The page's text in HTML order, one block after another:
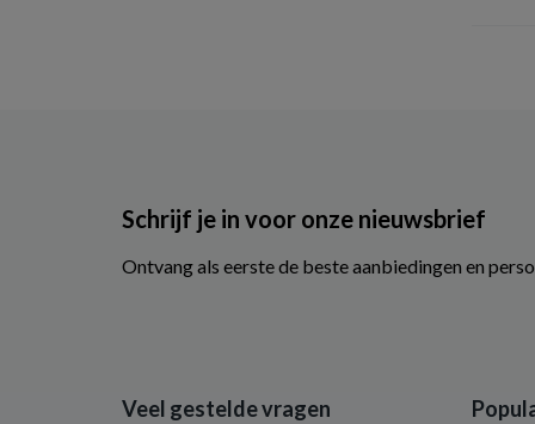
Schrijf je in voor onze nieuwsbrief
Ontvang als eerste de beste aanbiedingen en
Veel gestelde vragen